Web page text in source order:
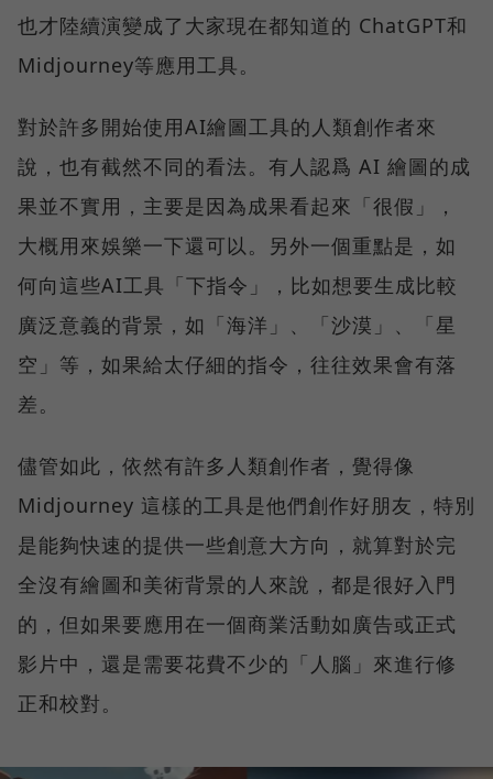
也才陸續演變成了大家現在都知道的 ChatGPT和
Midjourney等應用工具。
對於許多開始使用AI繪圖工具的人類創作者來
說，也有截然不同的看法。有人認爲 AI 繪圖的成
果並不實用，主要是因為成果看起來「很假」，
大概用來娛樂一下還可以。另外一個重點是，如
何向這些AI工具「下指令」，比如想要生成比較
廣泛意義的背景，如「海洋」、「沙漠」、「星
空」等，如果給太仔細的指令，往往效果會有落
差。
儘管如此，依然有許多人類創作者，覺得像
Midjourney 這樣的工具是他們創作好朋友，特別
是能夠快速的提供一些創意大方向，就算對於完
全沒有繪圖和美術背景的人來說，都是很好入門
的，但如果要應用在一個商業活動如廣告或正式
影片中，還是需要花費不少的「人腦」來進行修
正和校對。